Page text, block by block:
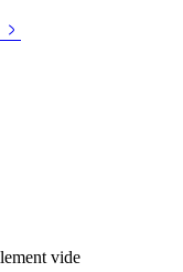
vide